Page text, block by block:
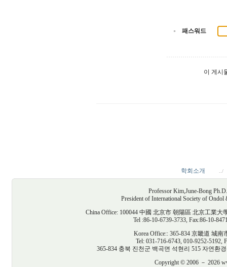
패스워드
이 게시
학회소개 ../
Professor Kim,June-Bong
President of International Society of Ondol
China Office: 100044 中國 北京市 朝陽區 北京工業
Tel :86-10-6739-3733, Fax:86-10-
Korea Office:: 365-834 京畿道 城
Tel: 031-716-6743, 010-9252-5192,
365-834 충북 진천군 백곡면 석현리 515 자연환경
Copyright © 2006 － 2026